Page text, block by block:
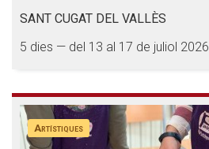
SANT CUGAT DEL VALLÈS
5 dies — del 13 al 17 de juliol 2026
Artístiques